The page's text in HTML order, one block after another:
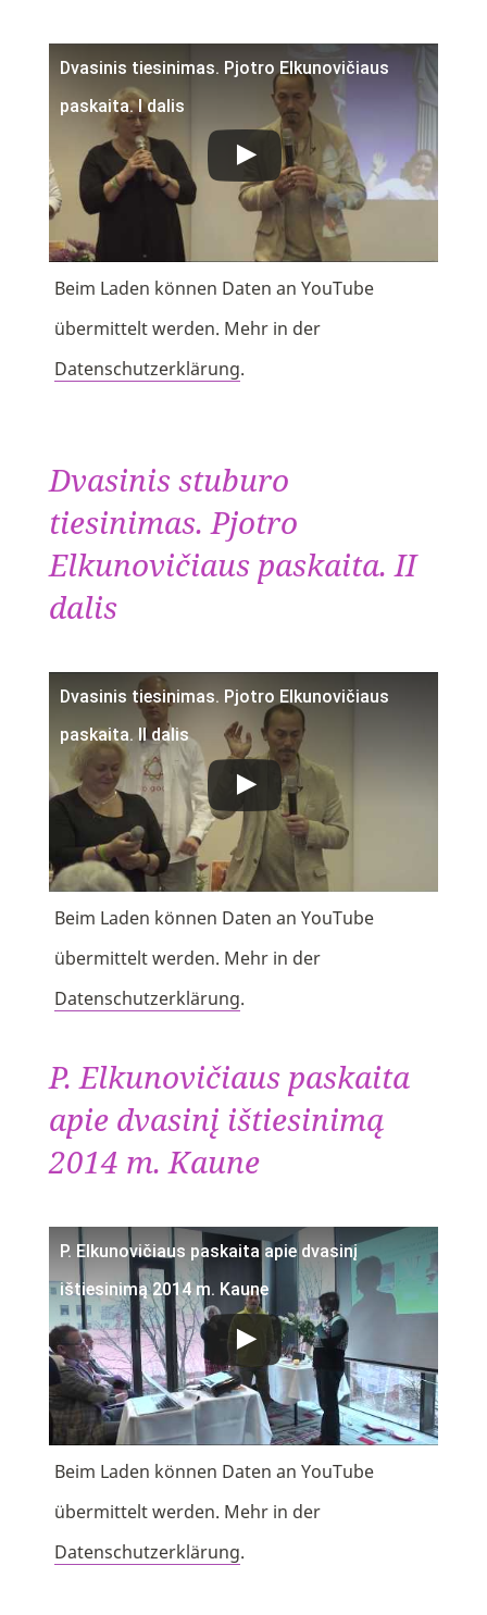
Dvasinis tiesinimas. Pjotro Elkunovičiaus
paskaita. I dalis
Beim Laden können Daten an YouTube
übermittelt werden. Mehr in der
Datenschutzerklärung.
Dvasinis stuburo
tiesinimas. Pjotro
Elkunovičiaus paskaita. II
dalis
Dvasinis tiesinimas. Pjotro Elkunovičiaus
paskaita. II dalis
Beim Laden können Daten an YouTube
übermittelt werden. Mehr in der
Datenschutzerklärung.
P. Elkunovičiaus paskaita
apie dvasinį ištiesinimą
2014 m. Kaune
P. Elkunovičiaus paskaita apie dvasinį
ištiesinimą 2014 m. Kaune
Beim Laden können Daten an YouTube
übermittelt werden. Mehr in der
Datenschutzerklärung.